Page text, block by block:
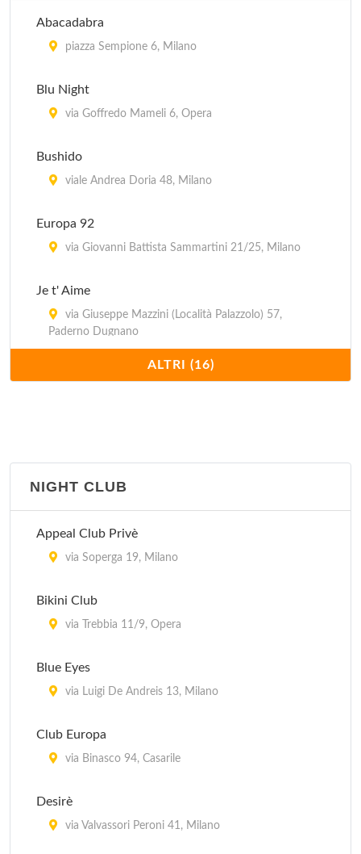
Abacadabra
piazza Sempione 6, Milano
Blu Night
via Goffredo Mameli 6, Opera
Bushido
viale Andrea Doria 48, Milano
Europa 92
via Giovanni Battista Sammartini 21/25, Milano
Je t' Aime
via Giuseppe Mazzini (Località Palazzolo) 57,
Paderno Dugnano
via Ferrante Aporti 12, Milano
Le Plaisir
via Adeodato Ressi 23, Milano
via Angelo Moro 59, San Donato Milanese
strada Provinciale Milano - Meda 42, Paderno
Dugnano
via Marcello Benedetto 44, Milano
ALTRI (16)
NIGHT CLUB
Appeal Club Privè
via Soperga 19, Milano
Bikini Club
via Trebbia 11/9, Opera
Blue Eyes
via Luigi De Andreis 13, Milano
Club Europa
via Binasco 94, Casarile
Desirè
via Valvassori Peroni 41, Milano